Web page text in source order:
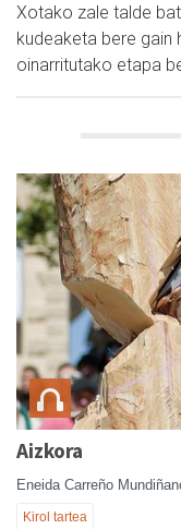
Xotako zale talde
kudeaketa bere gain
oinarritutako etapa
Aizkora
Eneida Carreño
Kirol tartea